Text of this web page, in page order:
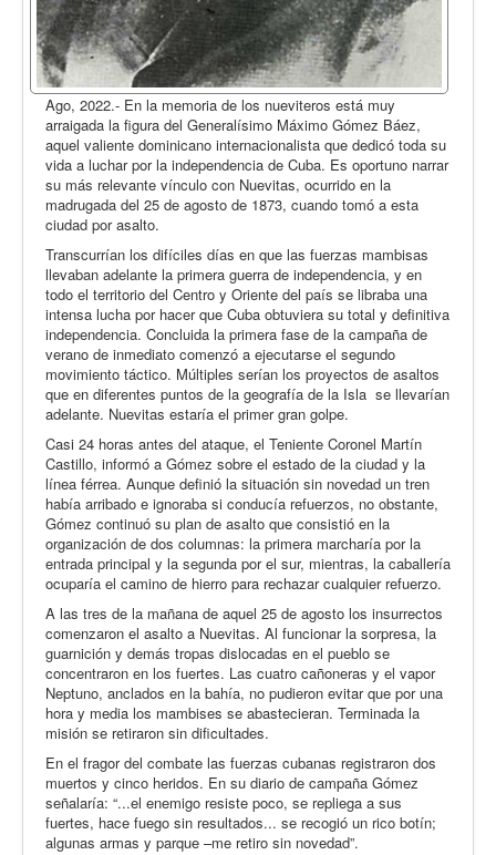
Ago, 2022.- En la memoria de los nueviteros está muy
arraigada la figura del Generalísimo Máximo Gómez Báez,
aquel valiente dominicano internacionalista que dedicó toda su
vida a luchar por la independencia de Cuba. Es oportuno narrar
su más relevante vínculo con Nuevitas, ocurrido en la
madrugada del 25 de agosto de 1873, cuando tomó a esta
ciudad por asalto.
Transcurrían los difíciles días en que las fuerzas mambisas
llevaban adelante la primera guerra de independencia, y en
todo el territorio del Centro y Oriente del país se libraba una
intensa lucha por hacer que Cuba obtuviera su total y definitiva
independencia. Concluida la primera fase de la campaña de
verano de inmediato comenzó a ejecutarse el segundo
movimiento táctico. Múltiples serían los proyectos de asaltos
que en diferentes puntos de la geografía de la Isla se llevarían
adelante. Nuevitas estaría el primer gran golpe.
Casi 24 horas antes del ataque, el Teniente Coronel Martín
Castillo, informó a Gómez sobre el estado de la ciudad y la
línea férrea. Aunque definió la situación sin novedad un tren
había arribado e ignoraba si conducía refuerzos, no obstante,
Gómez continuó su plan de asalto que consistió en la
organización de dos columnas: la primera marcharía por la
entrada principal y la segunda por el sur, mientras, la caballería
ocuparía el camino de hierro para rechazar cualquier refuerzo.
A las tres de la mañana de aquel 25 de agosto los insurrectos
comenzaron el asalto a Nuevitas. Al funcionar la sorpresa, la
guarnición y demás tropas dislocadas en el pueblo se
concentraron en los fuertes. Las cuatro cañoneras y el vapor
Neptuno, anclados en la bahía, no pudieron evitar que por una
hora y media los mambises se abastecieran. Terminada la
misión se retiraron sin dificultades.
En el fragor del combate las fuerzas cubanas registraron dos
muertos y cinco heridos. En su diario de campaña Gómez
señalaría: “...el enemigo resiste poco, se repliega a sus
fuertes, hace fuego sin resultados... se recogió un rico botín;
algunas armas y parque –me retiro sin novedad”.